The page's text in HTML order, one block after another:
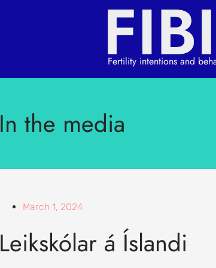
Fertility intentions and
In the media
March 1, 2024
Leikskólar á Íslandi